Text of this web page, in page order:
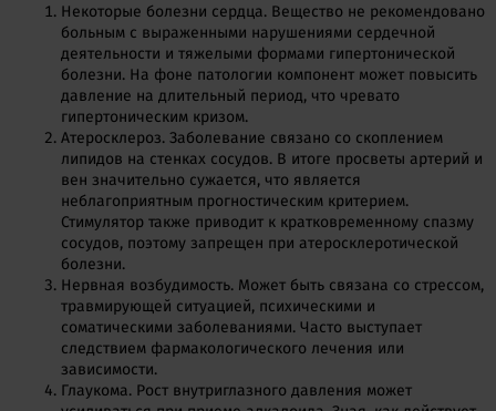
Некоторые болезни сердца. Вещество не рекомендовано
больным с выраженными нарушениями сердечной
деятельности и тяжелыми формами гипертонической
болезни. На фоне патологии компонент может повысить
давление на длительный период, что чревато
гипертоническим кризом.
Атеросклероз. Заболевание связано со скоплением
липидов на стенках сосудов. В итоге просветы артерий и
вен значительно сужается, что является
неблагоприятным прогностическим критерием.
Стимулятор также приводит к кратковременному спазму
сосудов, поэтому запрещен при атеросклеротической
болезни.
Нервная возбудимость. Может быть связана со стрессом,
травмирующей ситуацией, психическими и
соматическими заболеваниями. Часто выступает
следствием фармакологического лечения или
зависимости.
Глаукома. Рост внутриглазного давления может